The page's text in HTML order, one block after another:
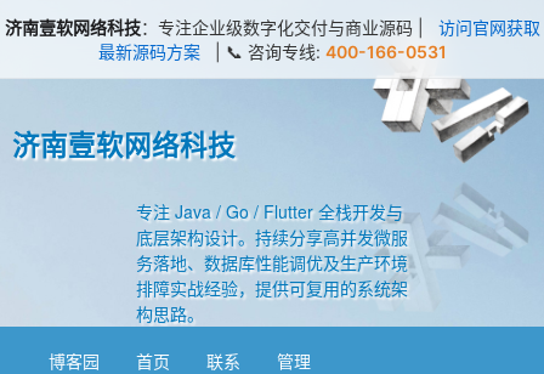
济南壹软网络科技：专注企业级数字化交付与商业源码 |
访问官网获取
最新源码方案
| 📞 咨询专线: 400-166-0531
济南壹软网络科技
专注 Java / Go / Flutter 全栈开发与
底层架构设计。持续分享高并发微服
务落地、数据库性能调优及生产环境
排障实战经验，提供可复用的系统架
构思路。
博客园
首页 联系 管理